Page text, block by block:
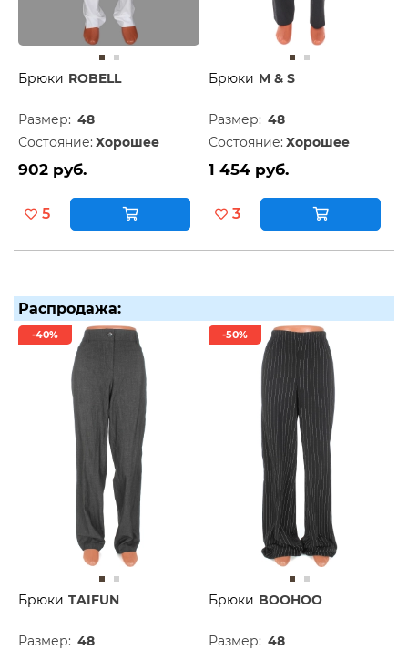
Брюки ROBELL
Размер: 48
Состояние: Хорошее
902 руб.
5
Брюки M & S
Размер: 48
Состояние: Хорошее
1 454 руб.
3
Распродажа:
-40%
Брюки TAIFUN
Размер: 48
-50%
Брюки BOOHOO
Размер: 48